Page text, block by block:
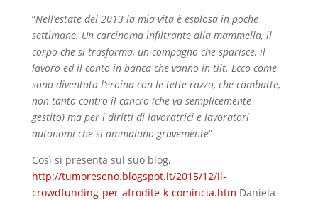
“Nell’estate del 2013 la mia vita è esplosa in poche
settimane. Un carcinoma infiltrante alla mammella, il
corpo che si trasforma, un compagno che sparisce, il
lavoro ed il conto in banca che vanno in tilt. Ecco come
sono diventata l’eroina con le tette razzo, che combatte,
non tanto contro il cancro (che va semplicemente
gestito) ma per i diritti di lavoratrici e lavoratori
autonomi che si ammalano gravemente”
Così si presenta sul suo blog,
http://tumoreseno.blogspot.it/2015/12/il-
crowdfunding-per-afrodite-k-comincia.htm Daniela